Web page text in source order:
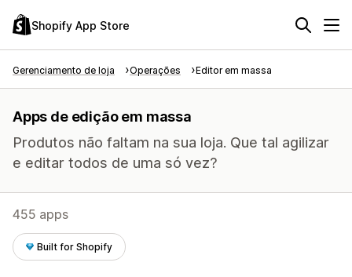
Shopify App Store
Gerenciamento de loja Operações Editor em massa
Apps de edição em massa
Produtos não faltam na sua loja. Que tal agilizar
e editar todos de uma só vez?
455 apps
Built for Shopify